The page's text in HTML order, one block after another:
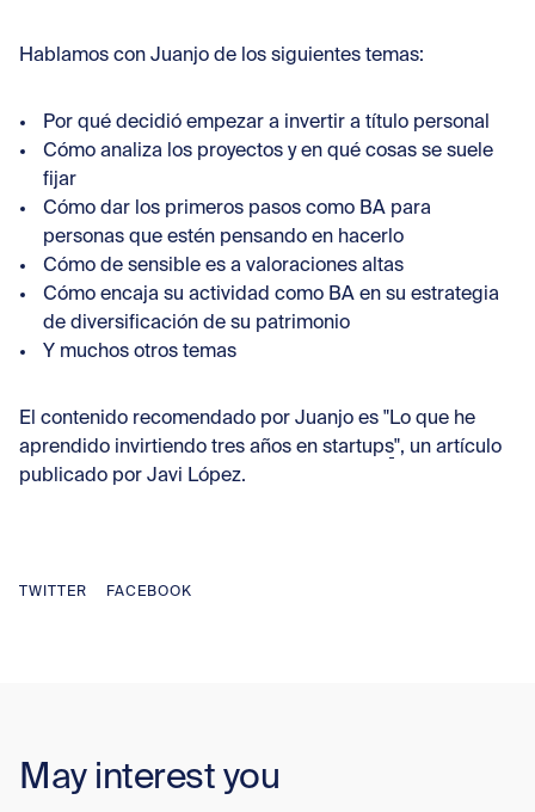
Hablamos con Juanjo de los siguientes temas:
Por qué decidió empezar a invertir a título personal
Cómo analiza los proyectos y en qué cosas se suele
fijar
Cómo dar los primeros pasos como BA para
personas que estén pensando en hacerlo
Cómo de sensible es a valoraciones altas
Cómo encaja su actividad como BA en su estrategia
de diversificación de su patrimonio
Y muchos otros temas
El contenido recomendado por Juanjo es "Lo que he
aprendido invirtiendo tres años en startups", un artículo
publicado por Javi López.
TWITTER FACEBOOK
May interest you